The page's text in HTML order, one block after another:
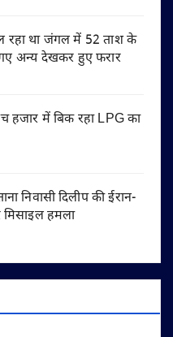
रहा था जंगल में 52 ताश के
अन्य देखकर हुए फरार
हजार में बिक रहा LPG का
निवासी दिलीप की ईरान-
हमला